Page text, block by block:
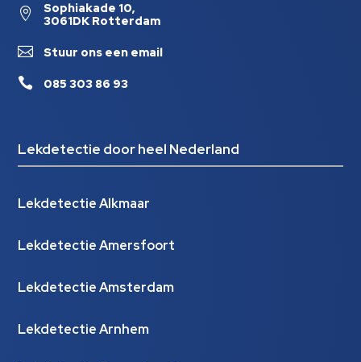

Sophiakade 10,
3061DK Rotterdam
 Stuur ons een email
 085 303 86 93
Lekdetectie door heel Nederland
Lekdetectie Alkmaar
Lekdetectie Amersfoort
Lekdetectie Amsterdam
Lekdetectie Arnhem